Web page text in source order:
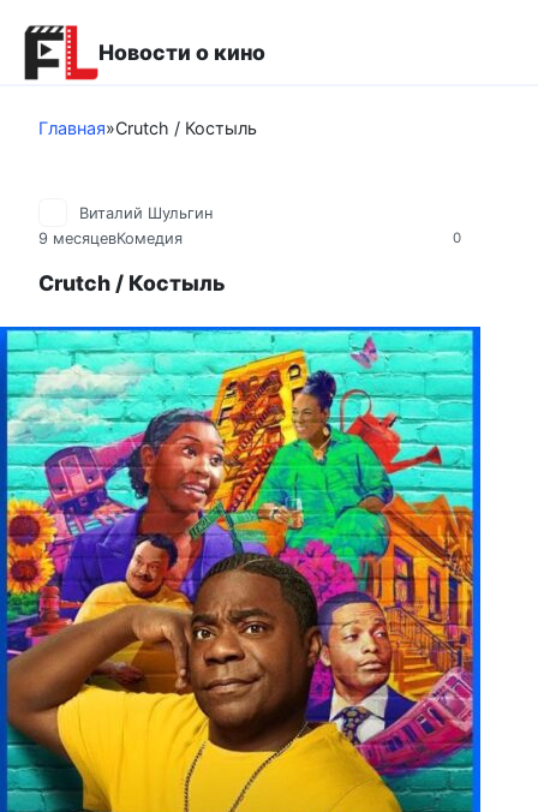
контенту
Новости о кино
Главная»Crutch / Костыль
0
Виталий Шульгин
9 месяцевКомедия
Crutch / Костыль